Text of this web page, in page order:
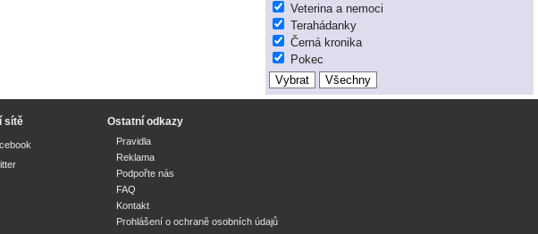
Veterina a nemoci
Terahádanky
Černá kronika
Pokec
sítě Ostatní odkazy
Pravidla
Reklama
Podpořte nás
FAQ
Kontakt
Prohlášení o ochraně osobních údajů